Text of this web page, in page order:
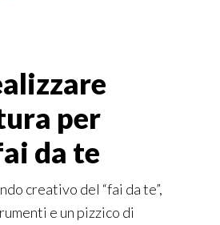
per
da te
creativo del “fai da te”,
e un pizzico di